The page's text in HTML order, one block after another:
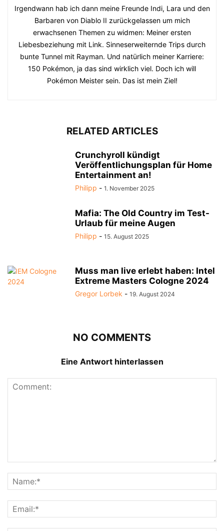
Irgendwann hab ich dann meine Freunde Indi, Lara und den
Barbaren von Diablo II zurückgelassen um mich
erwachsenen Themen zu widmen: Meiner ersten
Liebesbeziehung mit Link. Sinneserweiternde Trips durch
bunte Tunnel mit Rayman. Und natürlich meiner Karriere:
150 Pokémon, ja das sind wirklich viel. Doch ich will
Pokémon Meister sein. Das ist mein Ziel!
RELATED ARTICLES
Crunchyroll kündigt
Veröffentlichungsplan für Home
Entertainment an!
Philipp - 1. November 2025
Mafia: The Old Country im Test-
Urlaub für meine Augen
Philipp - 15. August 2025
Muss man live erlebt haben: Intel
Extreme Masters Cologne 2024
Gregor Lorbek - 19. August 2024
NO COMMENTS
Eine Antwort hinterlassen